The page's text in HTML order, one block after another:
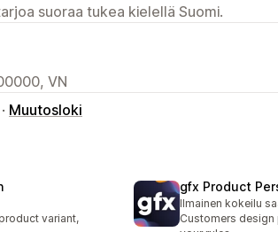
suoraa tukea kielellä Suomi.
VN
Muutosloki
variant,
gfx Product
Ilmainen kokeilu
Customers design